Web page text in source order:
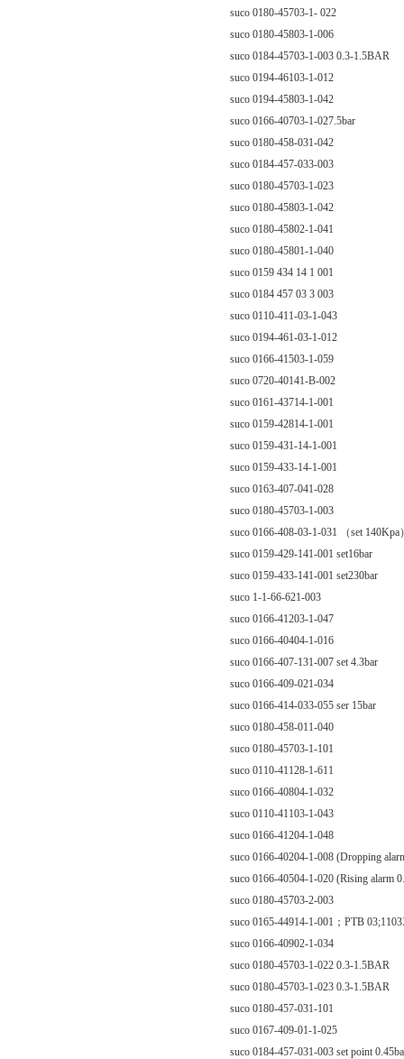
suco 0180-45703-1- 022
suco 0180-45803-1-006
suco 0184-45703-1-003 0.3-1.5BAR
suco 0194-46103-1-012
suco 0194-45803-1-042
suco 0166-40703-1-027.5bar
suco 0180-458-031-042
suco 0184-457-033-003
suco 0180-45703-1-023
suco 0180-45803-1-042
suco 0180-45802-1-041
suco 0180-45801-1-040
suco 0159 434 14 1 001
suco 0184 457 03 3 003
suco 0110-411-03-1-043
suco 0194-461-03-1-012
suco 0166-41503-1-059
suco 0720-40141-B-002
suco 0161-43714-1-001
suco 0159-42814-1-001
suco 0159-431-14-1-001
suco 0159-433-14-1-001
suco 0163-407-041-028
suco 0180-45703-1-003
suco 0166-408-03-1-031 （set 140Kpa
suco 0159-429-141-001 set16bar
suco 0159-433-141-001 set230bar
suco 1-1-66-621-003
suco 0166-41203-1-047
suco 0166-40404-1-016
suco 0166-407-131-007 set 4.3bar
suco 0166-409-021-034
suco 0166-414-033-055 ser 15bar
suco 0180-458-011-040
suco 0180-45703-1-101
suco 0110-41128-1-611
suco 0166-40804-1-032
suco 0110-41103-1-043
suco 0166-41204-1-048
suco 0166-40204-1-008 (Dropping
suco 0166-40504-1-020 (Rising alarm
suco 0180-45703-2-003
suco 0165-44914-1-001；PTB
suco 0166-40902-1-034
suco 0180-45703-1-022 0.3-1.5BAR
suco 0180-45703-1-023 0.3-1.5BAR
suco 0180-457-031-101
suco 0167-409-01-1-025
suco 0184-457-031-003 set point